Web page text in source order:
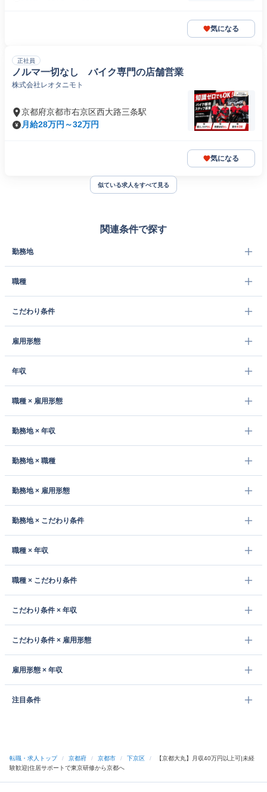
気になる
正社員
ノルマ一切なし バイク専門の店舗営業
株式会社レオタニモト
京都府京都市右京区西大路三条駅
月給28万円～32万円
気になる
似ている求人をすべて見る
関連条件で探す
勤務地
職種
こだわり条件
雇用形態
年収
職種 × 雇用形態
勤務地 × 年収
勤務地 × 職種
勤務地 × 雇用形態
勤務地 × こだわり条件
職種 × 年収
職種 × こだわり条件
こだわり条件 × 年収
こだわり条件 × 雇用形態
雇用形態 × 年収
注目条件
転職・求人トップ / 京都府 / 京都市 / 下京区 /
【京都大丸】月収40万円以上可|未経
験歓迎|住居サポートで東京研修から京都へ